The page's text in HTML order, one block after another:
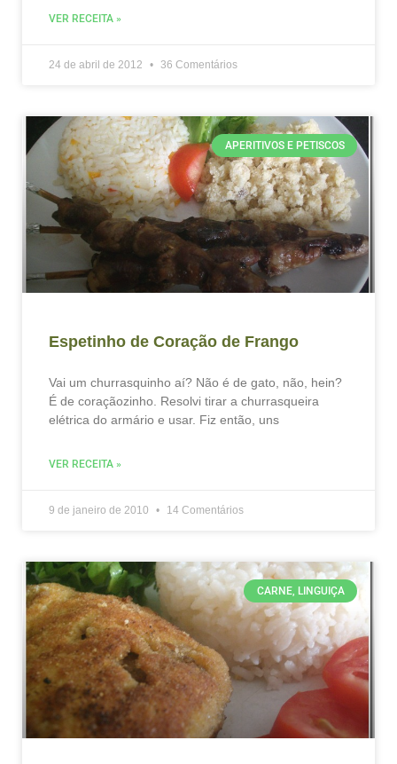
VER RECEITA »
24 de abril de 2012 36 Comentários
APERITIVOS E PETISCOS
Espetinho de Coração de Frango
Vai um churrasquinho aí? Não é de gato, não, hein?
É de coraçãozinho. Resolvi tirar a churrasqueira
elétrica do armário e usar. Fiz então, uns
VER RECEITA »
9 de janeiro de 2010 14 Comentários
CARNE, LINGUIÇA